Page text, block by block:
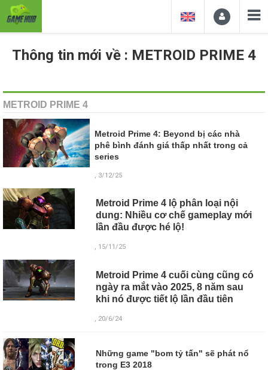
Thông tin mới về : METROID PRIME 4
METROID PRIME 4
Metroid Prime 4: Beyond bị các nhà
phê bình đánh giá thấp nhất trong cả
series
, 3/12/25
Metroid Prime 4 lộ phân loại nội
dung: Nhiều cơ chế gameplay mới
lần đầu được hé lộ!
, 15/11/25
Metroid Prime 4 cuối cùng cũng có
ngày ra mắt vào 2025, 8 năm sau
khi nó được tiết lộ lần đầu tiên
, 20/6/24
Những game "bom tỷ tấn" sẽ phát nổ
trong E3 2018